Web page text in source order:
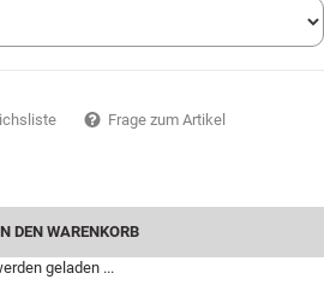
DEN WARENKORB
geladen ...
Frage zum Artikel